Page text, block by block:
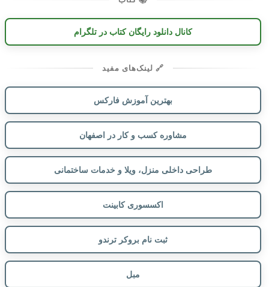
کانال دانلود رایگان کتاب در تلگرام
🔗 لینک‌های مفید
بهترین آموزش فارکس
مشاوره کسب و کار در اصفهان
طراحی داخلی منزل، ویلا و خدمات ساختمانی
اکسسوری کابینت
ثبت نام بروکر ترندو
مبل